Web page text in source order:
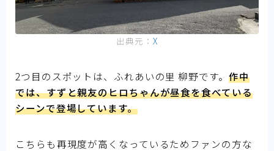
出典元： X
2つ目のスポットは、ふれあいの里 柳野です。 作中
では、すずと親友のヒロちゃんが昼食を食べている
シーンで登場しています。
こちらも再現度が高くなっているためファンの方な